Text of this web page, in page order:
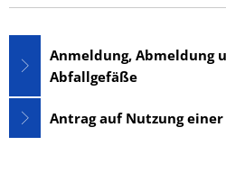
Anmeldung, Abmeldung
Abfallgefäße
Antrag auf Nutzung